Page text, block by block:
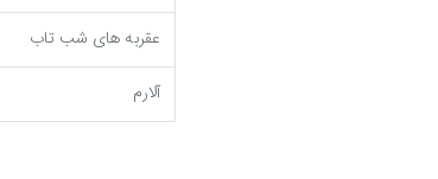
عقربه های شب تاب
آلارم